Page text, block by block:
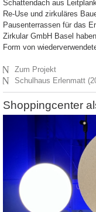
Schattendach aus
Re-Use und zirkuläres
Pausenterrassen für das
Zirkular GmbH Basel
Form von
N Zum Projekt
N Schulhaus Erlenmatt
Shoppingcenter